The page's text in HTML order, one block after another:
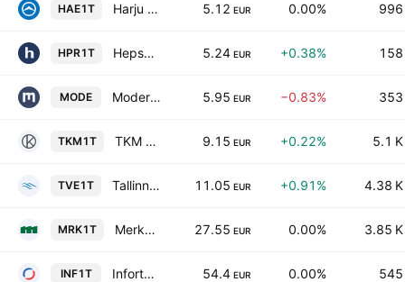
HAE1T Harju Elekter Group AS 5.12 EUR 0.00% 996
HPR1T Hepsor AS 5.24 EUR +0.38% 158
MODE Modera AS 5.95 EUR −0.83% 353
TKM1T TKM Grupp AS 9.15 EUR +0.22% 5.1 K
TVE1T Tallinna Vesi AS Class A 11.05 EUR +0.91% 4.38 K
MRK1T Merko Ehitus AS 27.55 EUR 0.00% 3.85 K
INF1T Infortar AS 54.4 EUR 0.00% 545